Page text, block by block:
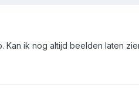
Kan ik nog altijd beelden laten